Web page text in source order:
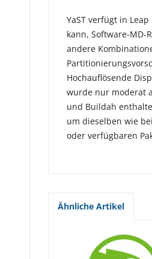
YaST verfügt in
kann, Software-
andere
Hochauflösende
wurde nur moderat
und Buildah
um dieselben wie
oder verfügbaren
Ähnliche Artikel